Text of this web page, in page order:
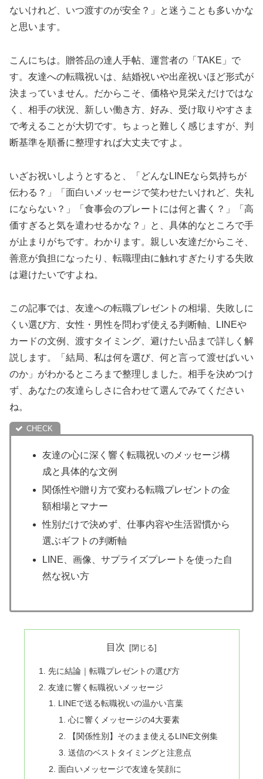
ないけれど、いつ渡すのが安全？」と迷うことも多いかな
と思います。
こんにちは。贈答品の達人手帖、運営者の「TAKE」で
す。友達への転職祝いは、結婚祝いや出産祝いほど形式が
決まっていません。だからこそ、価格や見栄えだけではな
く、相手の状況、新しい働き方、好み、受け取りやすさま
で考えることが大切です。ちょっと難しく感じますが、判
断基準を順番に整理すれば大丈夫ですよ。
いざお祝いしようとすると、「どんなLINEなら気持ちが
伝わる？」「面白いメッセージで笑わせたいけれど、失礼
にならない？」「食事会のプレートには何と書く？」「高
価すぎると気を遣わせるかな？」と、具体的なところで手
が止まりがちです。わかります。親しい友達だからこそ、
善意が負担になったり、転職理由に触れすぎたりする失敗
は避けたいですよね。
この記事では、友達への転職プレゼントの相場、失敗しに
くい選び方、女性・男性を問わず使える判断軸、LINEや
カードの文例、渡すタイミング、避けたい品まで詳しく解
説します。「結局、私は何を選び、何と言って渡せばいい
のか」がわかるところまで整理しました。相手を決めつけ
ず、あなたの友達らしさに合わせて選んでみてください
ね。
友達の心に深く響く転職祝いのメッセージ構
成と具体的な文例
関係性や贈り方で変わる転職プレゼントの金
額相場とマナー
性別だけで決めず、仕事内容や生活習慣から
選ぶギフトの判断軸
LINE、画像、サプライズプレートを使った自
然な祝い方
目次
先に結論｜転職プレゼントの選び方
友達に響く転職祝いメッセージ
LINEで送る転職祝いの温かい言葉
心に響くメッセージの4大要素
【関係性別】そのまま使えるLINE文例集
送信のベストタイミングと注意点
面白いメッセージで友達を笑顔に